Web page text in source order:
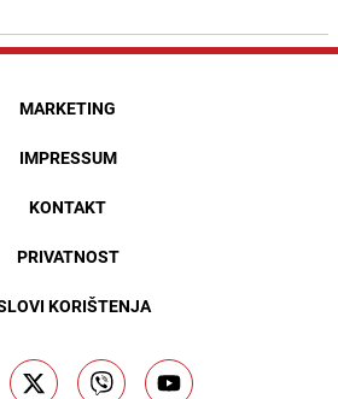
MARKETING
IMPRESSUM
KONTAKT
PRIVATNOST
KORIŠTENJA